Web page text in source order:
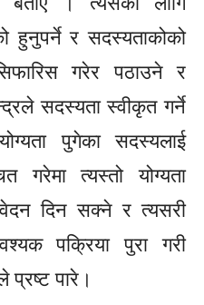
हुनुपर्ने र सदस्यताकोको
गरेर पठाउने र
सदस्यता स्वीकृत गर्ने
पुगेका सदस्यलाई
गरेमा त्यस्तो योग्यता
दिन सक्ने र त्यसरी
पक्रिया पुरा गरी
प्रष्ट पारे।